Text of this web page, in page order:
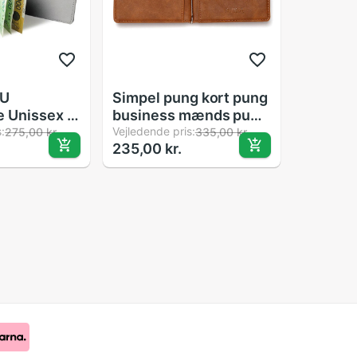
Unissex -
- Kort
275,00 kr.
Simpel pung kort pung
business mænds pung
mønster kort sag
spænde nøgle sag
mønt pung
Vejledende pris:335,00 kr.
235,00 kr.